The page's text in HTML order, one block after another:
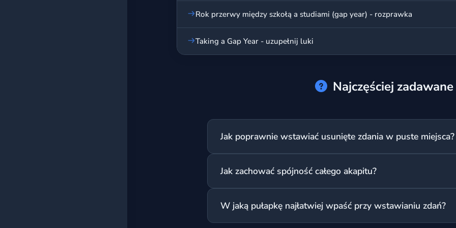
Rok przerwy między szkołą a studiami (gap year) - rozprawka
Taking a Gap Year - uzupełnij luki
Najczęściej
Jak poprawnie wstawiać usunięte zdania w puste miejsca?
czy 'therefore' oraz zaimki 'he' lub 'this' pomagają zachować
Jak zachować spójność całego akapitu?
zdania, które to uzasadnia, na przykład z użyciem zwrotu 'On
W jaką pułapkę najłatwiej wpaść przy wstawianiu zdań?